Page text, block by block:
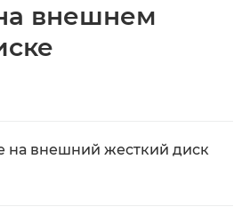
внешнем
на внешний жесткий диск